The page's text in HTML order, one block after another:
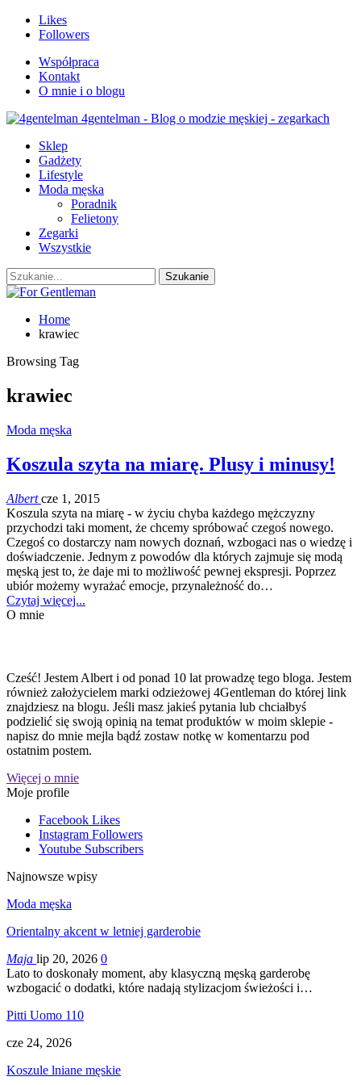
Likes
Followers
Współpraca
Kontakt
O mnie i o blogu
4gentelman - Blog o modzie męskiej - zegarkach
Sklep
Gadżety
Lifestyle
Moda męska
Poradnik
Felietony
Zegarki
Wszystkie
Home
krawiec
Browsing Tag
krawiec
Moda męska
Koszula szyta na miarę. Plusy i minusy!
Albertcze 1, 2015
Koszula szyta na miarę - w życiu chyba każdego mężczyzny
przychodzi taki moment, że chcemy spróbować czegoś nowego.
Czegoś co dostarczy nam nowych doznań, wzbogaci nas o wiedzę i
doświadczenie. Jednym z powodów dla których zajmuje się modą
męską jest to, że daje mi to możliwość pewnej ekspresji. Poprzez
ubiór możemy wyrażać emocje, przynależność do…
Czytaj więcej...
O mnie
Cześć! Jestem Albert i od ponad 10 lat prowadzę tego bloga. Jestem
również założycielem marki odzieżowej 4Gentleman do której link
znajdziesz na blogu. Jeśli masz jakieś pytania lub chciałbyś
podzielić się swoją opinią na temat produktów w moim sklepie -
napisz do mnie mejla bądź zostaw notkę w komentarzu pod
ostatnim postem.
Więcej o mnie
Moje profile
Facebook Likes
Instagram Followers
Youtube Subscribers
Najnowsze wpisy
Moda męska
Orientalny akcent w letniej garderobie
Maja lip 20, 2026 0
Lato to doskonały moment, aby klasyczną męską garderobę
wzbogacić o dodatki, które nadają stylizacjom świeżości i…
Pitti Uomo 110
cze 24, 2026
Koszule lniane męskie